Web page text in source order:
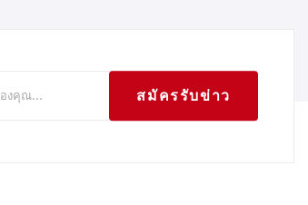
สมัครรับข่าว